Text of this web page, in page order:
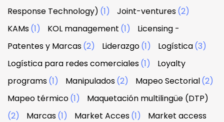
Response Technology) (1) Joint-ventures(2)
KAMs(1) KOL management (1)
Licensing -
Patentes y Marcas(2) Liderazgo(1) Logística(3)
Logística para redes comerciales(1)
Loyalty
programs(1) Manipulados(2) Mapeo Sectorial(2)
Mapeo térmico(1)
Maquetación multilingüe (DTP)
(2)
Marcas(1) Market Acces(1)
Market access